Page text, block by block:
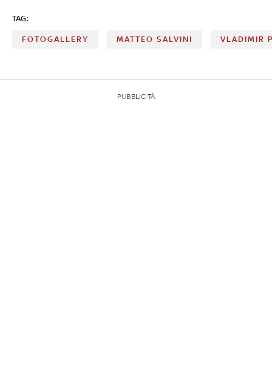
TAG:
FOTOGALLERY MATTEO SALVINI VLADIMIR
PUBBLICITÀ